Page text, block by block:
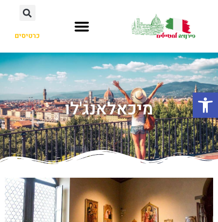
כרטיסים
מיכאלאנג'לו פתח סרגל נגישות